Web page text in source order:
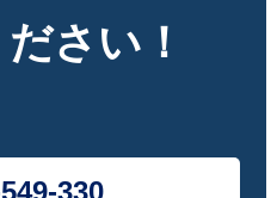
さい！
330